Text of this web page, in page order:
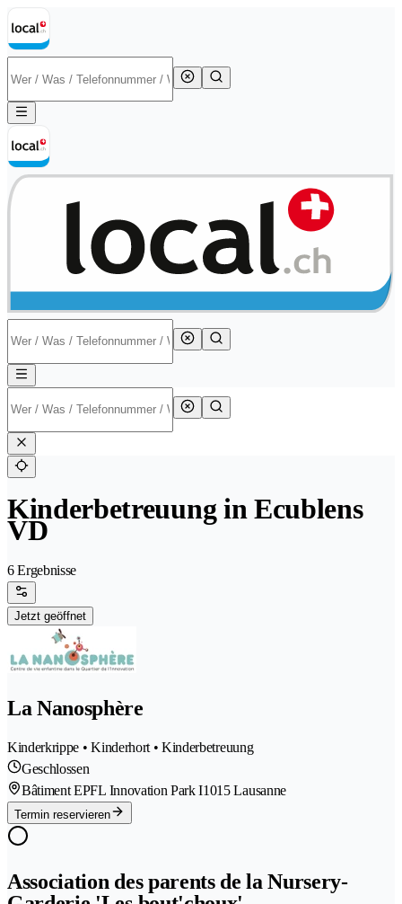
Kinderbetreuung in Ecublens
VD
6 Ergebnisse
Jetzt geöffnet
La Nanosphère
Kinderkrippe • Kinderhort • Kinderbetreuung
Geschlossen
Bâtiment EPFL Innovation Park I1015 Lausanne
Termin reservieren
Association des parents de la Nursery-